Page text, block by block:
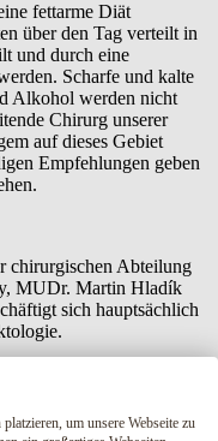
fettarme Diät
über den Tag verteilt in
und durch eine
Scharfe und kalte
Alkohol werden nicht
Chirurg unserer
auf dieses Gebiet
Empfehlungen geben
chirurgischen Abteilung
MUDr. Martin Hladík
sich hauptsächlich
um unsere Webseite zu